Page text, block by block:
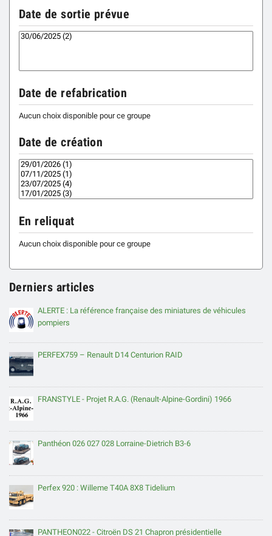
Date de sortie prévue
Date de refabrication
Aucun choix disponible pour ce groupe
Date de création
En reliquat
Aucun choix disponible pour ce groupe
Derniers articles
ALERTE : La référence française des miniatures de véhicules
pompiers
PERFEX759 – Renault D14 Centurion RAID
FRANSTYLE - Projet R.A.G. (Renault-Alpine-Gordini) 1966
Panthéon 026 027 028 Lorraine-Dietrich B3-6
Perfex 920 : Willeme T40A 8X8 Tidelium
PANTHEON022 - Citroën DS 21 Chapron présidentielle